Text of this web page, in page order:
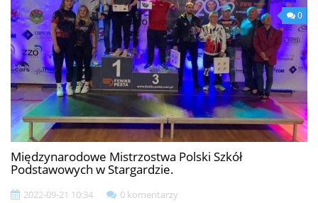
0
Międzynarodowe Mistrzostwa Polski Szkół
Podstawowych w Stargardzie.
2022-09-21 10:34
0 komentarzy